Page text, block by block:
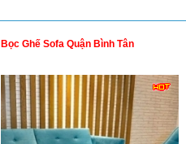
Bọc Ghế Sofa Quận Bình Tân